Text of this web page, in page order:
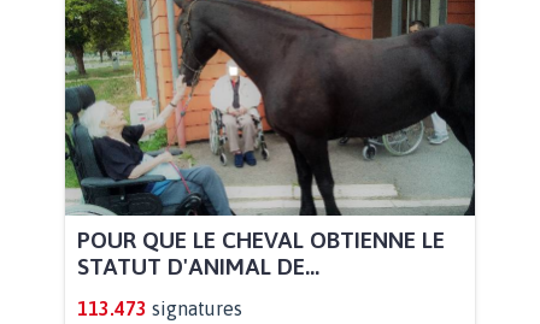
POUR QUE LE CHEVAL OBTIENNE LE
STATUT D'ANIMAL DE...
113.473 signatures